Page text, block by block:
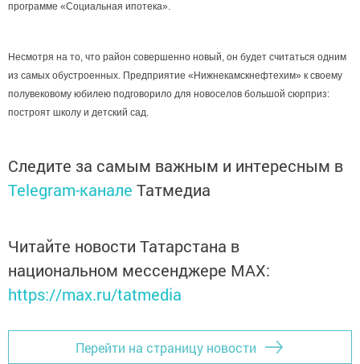
программе «Социальная ипотека».
Несмотря на то, что район совершенно новый, он будет считаться одним
из самых обустроенных. Предприятие «Нижнекамскнефтехим» к своему
полувековому юбилею подговорило для новоселов большой сюрприз:
построят школу и детский сад.
Следите за самым важным и интересным в
Telegram-канале Татмедиа
Читайте новости Татарстана в
национальном мессенджере MАХ:
https://max.ru/tatmedia
Перейти на страницу новости